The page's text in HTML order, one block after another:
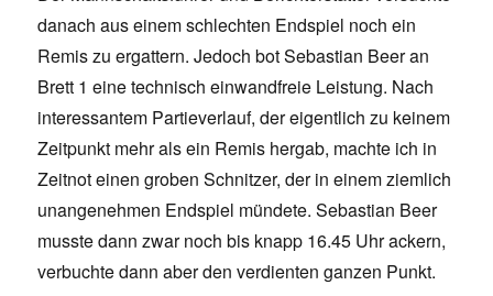
danach aus einem schlechten Endspiel noch ein
Remis zu ergattern. Jedoch bot Sebastian Beer an
Brett 1 eine technisch einwandfreie Leistung. Nach
interessantem Partieverlauf, der eigentlich zu keinem
Zeitpunkt mehr als ein Remis hergab, machte ich in
Zeitnot einen groben Schnitzer, der in einem ziemlich
unangenehmen Endspiel mündete. Sebastian Beer
musste dann zwar noch bis knapp 16.45 Uhr ackern,
verbuchte dann aber den verdienten ganzen Punkt.